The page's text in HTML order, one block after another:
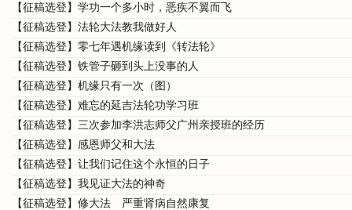
【征稿选登】学功一个多小时，恶疾不翼而飞
【征稿选登】法轮大法教我做好人
【征稿选登】零七年遇机缘读到《转法轮》
【征稿选登】铁管子砸到头上没事的人
【征稿选登】机缘只有一次（图）
【征稿选登】难忘的延吉法轮功学习班
【征稿选登】三次参加李洪志师父广州亲授班的经历
【征稿选登】感恩师父和大法
【征稿选登】让我们记住这个永恒的日子
【征稿选登】我见证大法的神奇
【征稿选登】修大法 严重肾病自然康复